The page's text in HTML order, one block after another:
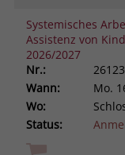
Systemisches
Assistenz von
2026/2027
Nr.:
Wann:
Mo.
Wo:
Status: